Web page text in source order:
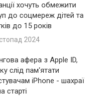
хочуть обмежити
до соцмереж дітей та
до 15 років
2024
афера з Apple ID,
слід пам'ятати
iPhone - шахраї
старті